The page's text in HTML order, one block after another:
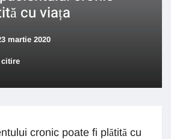
cu viața
martie 2020
citire
cronic poate fi plătită cu